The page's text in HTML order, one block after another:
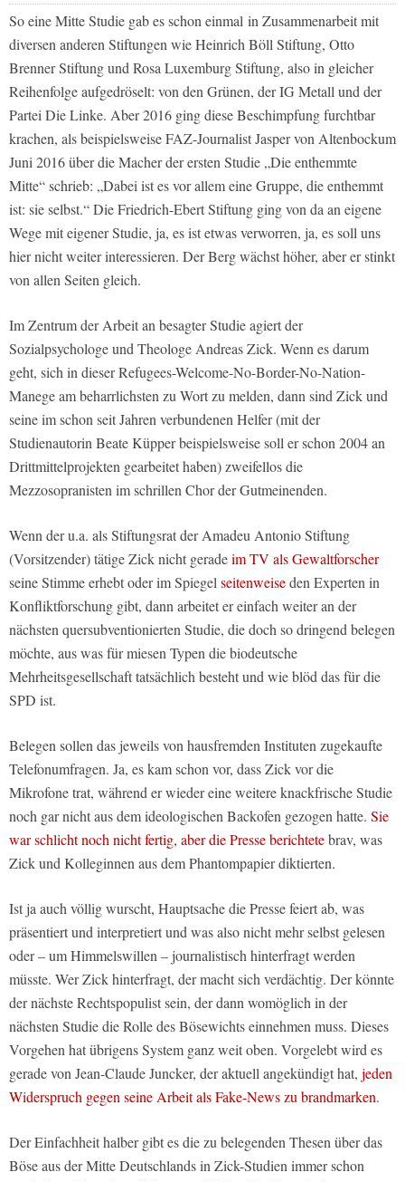
So eine Mitte Studie gab es schon einmal in Zusammenarbeit mit
diversen anderen Stiftungen wie Heinrich Böll Stiftung, Otto
Brenner Stiftung und Rosa Luxemburg Stiftung, also in gleicher
Reihenfolge aufgedröselt: von den Grünen, der IG Metall und der
Partei Die Linke. Aber 2016 ging diese Beschimpfung furchtbar
krachen, als beispielsweise FAZ-Journalist Jasper von Altenbockum
Juni 2016 über die Macher der ersten Studie „Die enthemmte
Mitte“ schrieb: „Dabei ist es vor allem eine Gruppe, die enthemmt
ist: sie selbst.“ Die Friedrich-Ebert Stiftung ging von da an eigene
Wege mit eigener Studie, ja, es ist etwas verworren, ja, es soll uns
hier nicht weiter interessieren. Der Berg wächst höher, aber er stinkt
von allen Seiten gleich.
Im Zentrum der Arbeit an besagter Studie agiert der
Sozialpsychologe und Theologe Andreas Zick. Wenn es darum
geht, sich in dieser Refugees-Welcome-No-Border-No-Nation-
Manege am beharrlichsten zu Wort zu melden, dann sind Zick und
seine im schon seit Jahren verbundenen Helfer (mit der
Studienautorin Beate Küpper beispielsweise soll er schon 2004 an
Drittmittelprojekten gearbeitet haben) zweifellos die
Mezzosopranisten im schrillen Chor der Gutmeinenden.
Wenn der u.a. als Stiftungsrat der Amadeu Antonio Stiftung
(Vorsitzender) tätige Zick nicht geradeim TV als Gewaltforscher
seine Stimme erhebt oder im Spiegel seitenweiseden Experten in
Konfliktforschung gibt, dann arbeitet er einfach weiter an der
nächsten quersubventionierten Studie, die doch so dringend belegen
möchte, aus was für miesen Typen die biodeutsche
Mehrheitsgesellschaft tatsächlich besteht und wie blöd das für die
SPD ist.
Belegen sollen das jeweils von hausfremden Instituten zugekaufte
Telefonumfragen. Ja, es kam schon vor, dass Zick vor die
Mikrofone trat, während er wieder eine weitere knackfrische Studie
noch gar nicht aus dem ideologischen Backofen gezogen hatte. Sie
war schlicht noch nicht fertig, aber die Presse berichtetebrav, was
Zick und Kolleginnen aus dem Phantompapier diktierten.
Ist ja auch völlig wurscht, Hauptsache die Presse feiert ab, was
präsentiert und interpretiert und was also nicht mehr selbst gelesen
oder – um Himmelswillen – journalistisch hinterfragt werden
müsste. Wer Zick hinterfragt, der macht sich verdächtig. Der könnte
der nächste Rechtspopulist sein, der dann womöglich in der
nächsten Studie die Rolle des Bösewichts einnehmen muss. Dieses
Vorgehen hat übrigens System ganz weit oben. Vorgelebt wird es
gerade von Jean-Claude Juncker, der aktuell angekündigt hat, jeden
Widerspruch gegen seine Arbeit als Fake-News zu brandmarken.
Der Einfachheit halber gibt es die zu belegenden Thesen über das
Böse aus der Mitte Deutschlands in Zick-Studien immer schon